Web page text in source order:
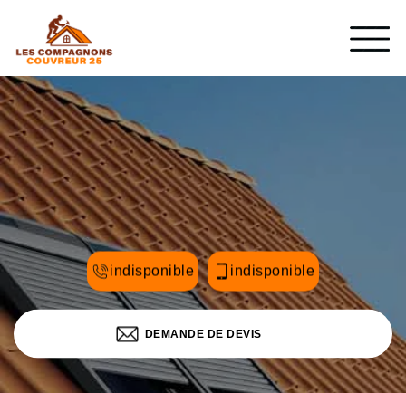
indisponible indisponible
DEMANDE DE DEVIS